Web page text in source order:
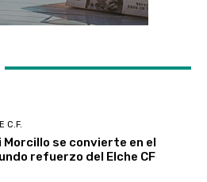
C.F.
Morcillo se convierte en el
refuerzo del Elche CF